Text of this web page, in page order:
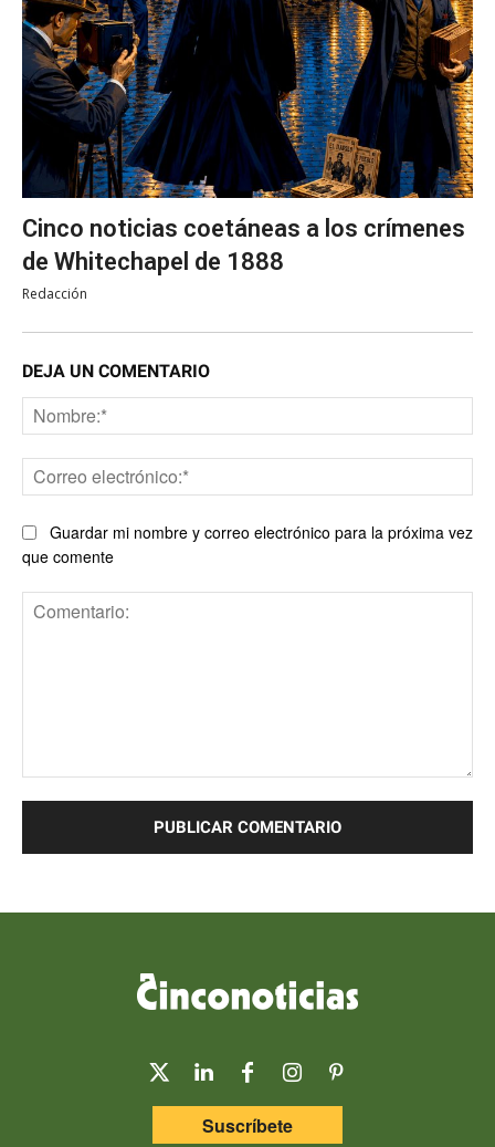
Cinco noticias coetáneas a los crímenes
de Whitechapel de 1888
Redacción
DEJA UN COMENTARIO
Guardar mi nombre y correo electrónico para la próxima vez
que comente
Suscríbete